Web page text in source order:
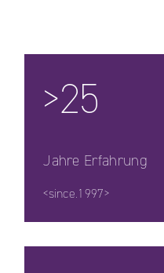
>25
Jahre Erfahrung
<since.1997>